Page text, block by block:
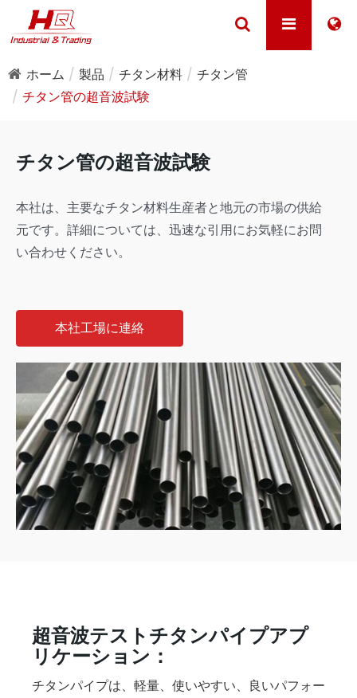
ホーム 製品 チタン材料
チタン管
チタン管の超音波試験
チタン管の超音波試験
本社は、主要なチタン材料生産者と地元の市場の供給
元です。詳細については、迅速な引用にお気軽にお問
い合わせください。
本社工場に連絡
超音波テストチタンパイプアプ
リケーション：
チタンパイプは、軽量、使いやすい、良いパフォー